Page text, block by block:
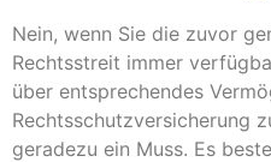
Nein, wenn Sie die zuvor
Rechtsstreit immer
über entsprechendes
Rechtsschutzversicherung
geradezu ein Muss. Es